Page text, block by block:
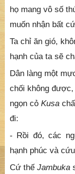
họ mang vô số
muốn nhận bất
Ta chỉ ăn gió,
hạnh của ta sẽ
Dân làng một
chối không
ngọn cỏ Kusa
đi:
- Rồi đó, các
hạnh phúc và
Cứ thế Jambuka